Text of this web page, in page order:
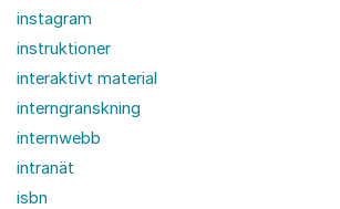
instagram
instruktioner
interaktivt material
interngranskning
internwebb
intranät
isbn